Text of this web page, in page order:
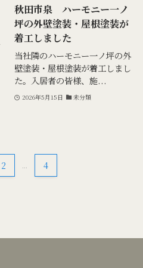
秋田市泉 ハーモニー一ノ
坪の外壁塗装・屋根塗装が
着工しました
当社隣のハーモニー一ノ坪の外
壁塗装・屋根塗装が着工しまし
た。入居者の皆様、施...
2026年5月15日 未分類
2 ... 4